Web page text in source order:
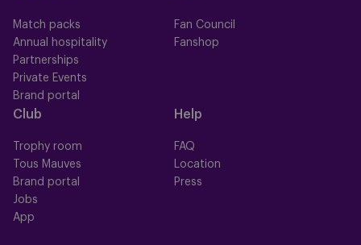
Match packs
Annual hospitality
Partnerships
Private Events
Brand portal
Fan Council
Fanshop
Club
Trophy room
Tous Mauves
Brand portal
Jobs
App
Help
FAQ
Location
Press